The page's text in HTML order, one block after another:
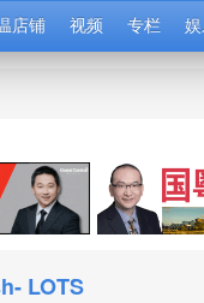
店铺 视频 专栏
LOTS